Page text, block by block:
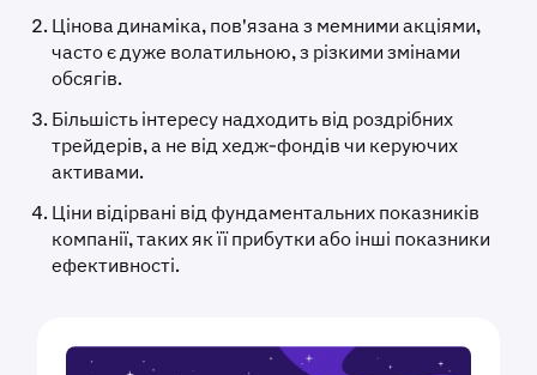
Цінова динаміка, пов'язана з мемними акціями,
часто є дуже волатильною, з різкими змінами
обсягів.
Більшість інтересу надходить від роздрібних
трейдерів, а не від хедж-фондів чи керуючих
активами.
Ціни відірвані від фундаментальних показників
компанії, таких як її прибутки або інші показники
ефективності.